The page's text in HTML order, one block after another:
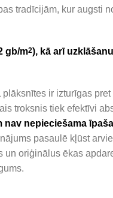
tradīcijām, kur augsti
gb/m2), kā arī
ir izturīgas
troksnis tiek efektīvi
nepieciešama
pasaulē kļūst
oriģinālus ēkas